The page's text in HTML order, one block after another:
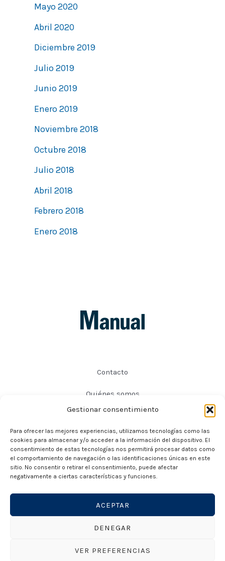
Gestionar consentimiento
Para ofrecer las mejores experiencias, utilizamos tecnologías como las
cookies para almacenar y/o acceder a la información del dispositivo. El
consentimiento de estas tecnologías nos permitirá procesar datos como
el comportamiento de navegación o las identificaciones únicas en este
sitio. No consentir o retirar el consentimiento, puede afectar
negativamente a ciertas características y funciones.
ACEPTAR
DENEGAR
VER PREFERENCIAS
Mayo 2020
Abril 2020
Diciembre 2019
Julio 2019
Junio 2019
Enero 2019
Noviembre 2018
Octubre 2018
Julio 2018
Abril 2018
Febrero 2018
Enero 2018
Contacto
Quiénes somos
Política de privacidad
Política de cookies
¡Síguenos en redes!